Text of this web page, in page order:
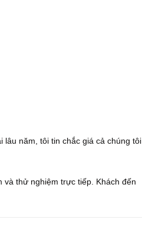
năm, tôi tin chắc giá cả chúng tôi
thử nghiệm trực tiếp. Khách đến